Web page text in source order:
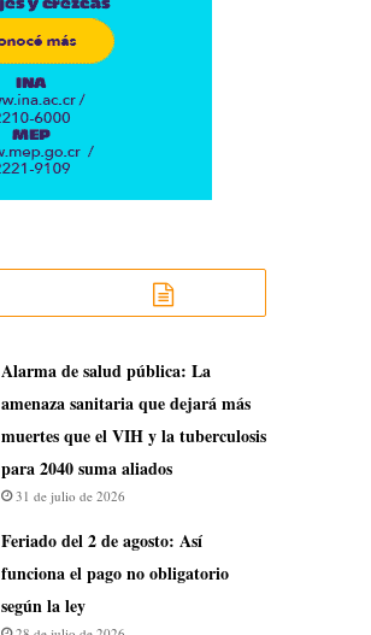
​Alarma de salud pública: La
amenaza sanitaria que dejará más
muertes que el VIH y la tuberculosis
para 2040 suma aliados
31 de julio de 2026
Feriado del 2 de agosto: Así
funciona el pago no obligatorio
según la ley